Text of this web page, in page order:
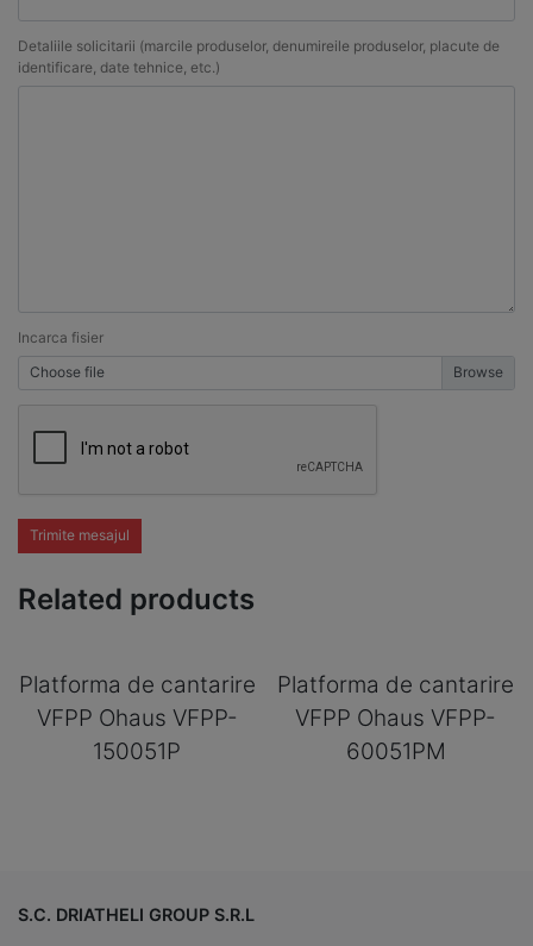
Detaliile solicitarii (marcile produselor, denumireile produselor, placute de
identificare, date tehnice, etc.)
Incarca fisier
Choose file
Trimite mesajul
Related products
Platforma de cantarire
VFPP Ohaus VFPP-
150051P
Platforma de cantarire
VFPP Ohaus VFPP-
60051PM
S.C. DRIATHELI GROUP S.R.L